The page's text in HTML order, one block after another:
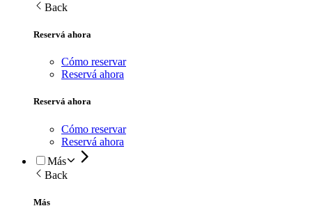
Back
Reservá ahora
Cómo reservar
Reservá ahora
Reservá ahora
Cómo reservar
Reservá ahora
Más
Back
Más